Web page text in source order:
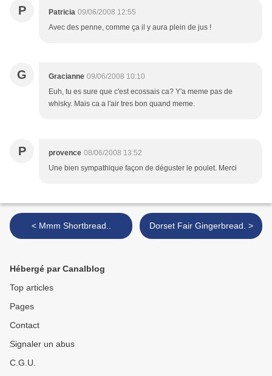
P Patricia 09/06/2008 12:55
Avec des penne, comme ça il y aura plein de jus !
G Gracianne 09/06/2008 10:10
Euh, tu es sure que c'est ecossais ca? Y'a meme pas de
whisky. Mais ca a l'air tres bon quand meme.
P provence 08/06/2008 13:52
Une bien sympathique façon de déguster le poulet. Merci
< Mmm Shortbread.. Dorset Fair Gingerbread. >
Hébergé par Canalblog
Top articles
Pages
Contact
Signaler un abus
C.G.U.